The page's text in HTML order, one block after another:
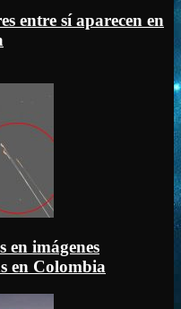
entre sí aparecen en
en imágenes
en Colombia